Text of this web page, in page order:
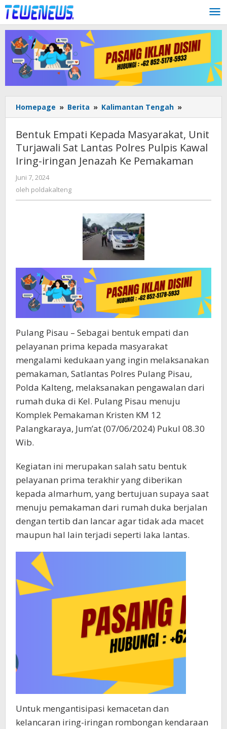
Lewati
ke
konten
Homepage » Berita » Kalimantan Tengah »
Empati
Unit
Turjawali
Pulpis
Bentuk Empati Kepada Masyarakat, Unit
Turjawali Sat Lantas Polres Pulpis Kawal
Iring-iringan Jenazah Ke Pemakaman
Juni 7, 2024
poldakalteng
oleh poldakalteng
Pulang Pisau – Sebagai bentuk empati dan
pelayanan prima kepada masyarakat
mengalami kedukaan yang ingin melaksanakan
pemakaman, Satlantas Polres Pulang Pisau,
Polda Kalteng, melaksanakan pengawalan dari
rumah duka di Kel. Pulang Pisau menuju
Komplek Pemakaman Kristen KM 12
Palangkaraya, Jum’at (07/06/2024) Pukul 08.30
Wib.
Kegiatan ini merupakan salah satu bentuk
pelayanan prima terakhir yang diberikan
kepada almarhum, yang bertujuan supaya saat
menuju pemakaman dari rumah duka berjalan
dengan tertib dan lancar agar tidak ada macet
maupun hal lain terjadi seperti laka lantas.
Untuk mengantisipasi kemacetan dan
kelancaran iring-iringan rombongan kendaraan